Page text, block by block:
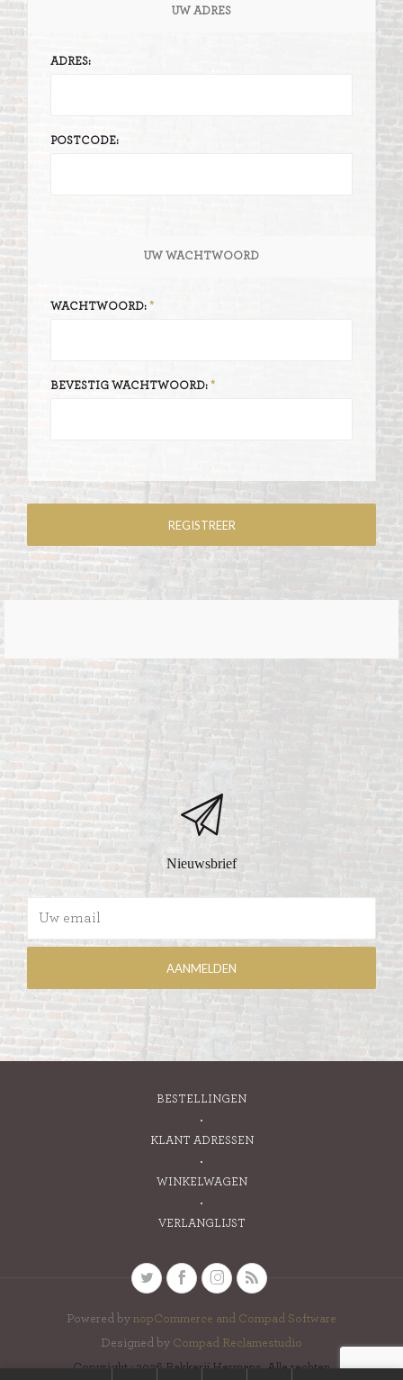
UW ADRES
ADRES:
POSTCODE:
UW WACHTWOORD
WACHTWOORD:
BEVESTIG WACHTWOORD:
Nieuwsbrief
BESTELLINGEN
KLANT ADRESSEN
WINKELWAGEN
VERLANGLIJST
Powered by nopCommerce and Compad Software
Designed by Compad Reclamestudio
Copyright ; 2026 Bakkerij Hermans. Alle rechten